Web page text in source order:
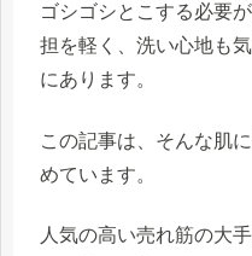
ゴシゴシとこする必要
担を軽く、洗い心地も
にあります。
この記事は、そんな肌
めています。
人気の高い売れ筋の大